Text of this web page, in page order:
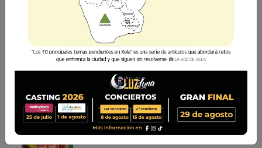
aficionados podrán adquirir sus boletos para el esperado
encuentro entre Xelajú MC y Comunicaciones, que se
disputará este jueves 17 de abril a las 20:00 horas en el
A partir de hoy Miércoles Santo 16 de abril de 2025,
los aficionados podrán adquirir sus boletos para el
Comunicaciones, que se disputará este jueves 17 de
abril a las 20:00 horas en el...